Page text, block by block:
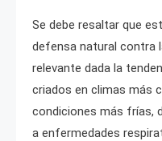
Se debe resaltar que
defensa natural contra
relevante dada la
criados en climas más
condiciones más frías,
a enfermedades